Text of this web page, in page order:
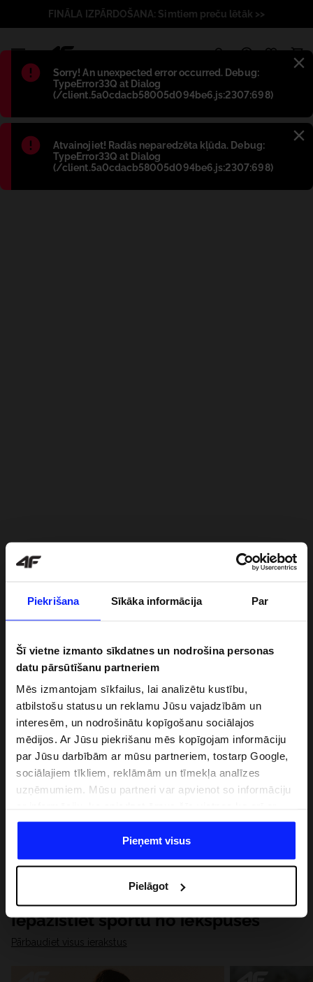
Piekrišana Sīkāka informācija Par
Šī vietne izmanto sīkdatnes un nodrošina personas
datu pārsūtīšanu partneriem
Mēs izmantojam sīkfailus, lai analizētu kustību,
atbilstošu statusu un reklamu Jūsu vajadzībām un
interesēm, un nodrošinātu kopīgošanu sociālajos
mēdijos. Ar Jūsu piekrišanu mēs kopīgojam informāciju
par Jūsu darbībām ar mūsu partneriem, tostarp Google,
sociālajiem tīkliem, reklāmām un tīmekļa analīzes
uzņēmumiem. Mūsu partneri var apvienot so informāciju
datiem, ko viņi iegūst, izmantojot viņu pakalpojumus. Ar
Jūsu atļauju, mēs varam pārsūtīt Jūsu personas datus
saviem partneriem, lai uzlabotu veidu, kadā tiek rādīta
saturu un uzlabotu mūsu partneru piedāvātos risinajumus
( piem. socialos tīklus). Detalizētu informāciju var atrast
mūsu Privātuma politikā un sadaļā "Detaļas".
Pieņemt visus
Pielāgot
Błąd:
Sorry! An unexpected error occurred. Debug:
TypeError33Q at Dialog
(/client.5a0cdacb58005d094be6.js:2307:698)
Błąd:
Atvainojiet! Radās neparedzēta kļūda. Debug:
TypeError33Q at Dialog
(/client.5a0cdacb58005d094be6.js:2307:698)
FINĀLA IZPĀRDOŠANA: Simtiem preču lētāk >>
Iepazīstiet sportu no iekšpuses
Pārbaudiet visus ierakstus